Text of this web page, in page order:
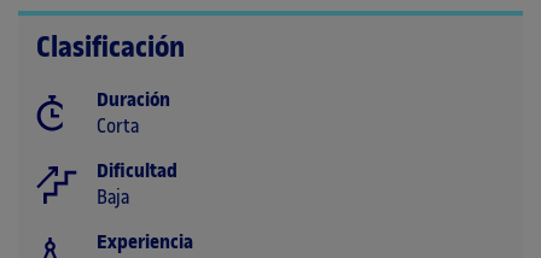
Clasificación
Duración
Corta
Dificultad
Baja
Experiencia